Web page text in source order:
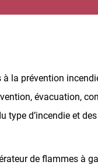
la prévention
évacuation,
type d’incendie et
de flammes à